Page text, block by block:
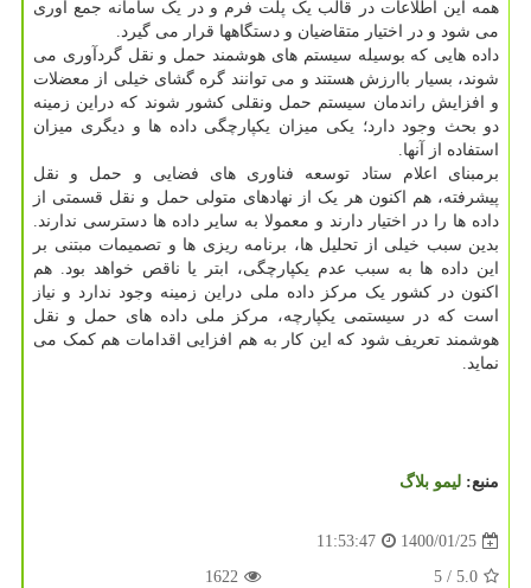
همه این اطلاعات در قالب یک پلت فرم و در یک سامانه جمع آوری
می شود و در اختیار متقاضیان و دستگاهها قرار می گیرد.
داده هایی که بوسیله سیستم های هوشمند حمل و نقل گردآوری می
شوند، بسیار باارزش هستند و می توانند گره گشای خیلی از معضلات
و افزایش راندمان سیستم حمل ونقلی کشور شوند که دراین زمینه
دو بحث وجود دارد؛ یکی میزان یکپارچگی داده ها و دیگری میزان
استفاده از آنها.
برمبنای اعلام ستاد توسعه فناوری های فضایی و حمل و نقل
پیشرفته، هم اکنون هر یک از نهادهای متولی حمل و نقل قسمتی از
داده ها را در اختیار دارند و معمولا به سایر داده ها دسترسی ندارند.
بدین سبب خیلی از تحلیل ها، برنامه ریزی ها و تصمیمات مبتنی بر
این داده ها به سبب عدم یکپارچگی، ابتر یا ناقص خواهد بود. هم
اکنون در کشور یک مرکز داده ملی دراین زمینه وجود ندارد و نیاز
است که در سیستمی یکپارچه، مرکز ملی داده های حمل و نقل
هوشمند تعریف شود که این کار به هم افزایی اقدامات هم کمک می
نماید.
منبع: لیمو بلاگ
1400/01/25
11:53:47
5.0
/ 5
1622